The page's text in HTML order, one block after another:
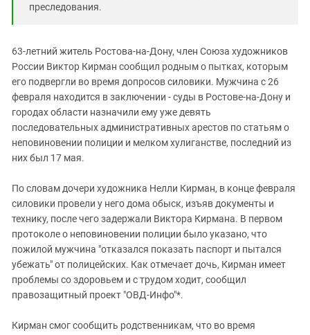
преследования.
63-летний житель Ростова-на-Дону, член Союза художников
России Виктор Кирман сообщил родным о пытках, которым
его подвергли во время допросов силовики. Мужчина с 26
февраля находится в заключении - суды в Ростове-на-Дону и
городах области назначили ему уже девять
последовательных административных арестов по статьям о
неповиновении полиции и мелком хулиганстве, последний из
них был 17 мая.
По словам дочери художника Нелли Кирман, в конце февраля
силовики провели у него дома обыск, изъяв документы и
технику, после чего задержали Виктора Кирмана. В первом
протоколе о неповиновении полиции было указано, что
пожилой мужчина "отказался показать паспорт и пытался
убежать" от полицейских. Как отмечает дочь, Кирман имеет
проблемы со здоровьем и с трудом ходит, сообщил
правозащитный проект "ОВД-Инфо"*.
Кирман смог сообщить родственникам, что во время